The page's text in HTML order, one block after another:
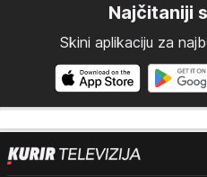
Najčitaniji
Skini aplikaciju za